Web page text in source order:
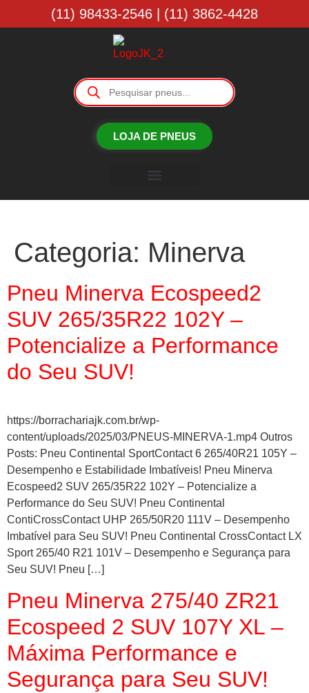
(11) 98433-2546 | (11) 3862-4428
LOJA DE PNEUS
Categoria: Minerva
Pneu Minerva Ecospeed2
SUV 265/35R22 102Y –
Potencialize a Performance
do Seu SUV!
https://borrachariajk.com.br/wp-
content/uploads/2025/03/PNEUS-MINERVA-1.mp4 Outros
Posts: Pneu Continental SportContact 6 265/40R21 105Y –
Desempenho e Estabilidade Imbatíveis! Pneu Minerva
Ecospeed2 SUV 265/35R22 102Y – Potencialize a
Performance do Seu SUV! Pneu Continental
ContiCrossContact UHP 265/50R20 111V – Desempenho
Imbatível para Seu SUV! Pneu Continental CrossContact LX
Sport 265/40 R21 101V – Desempenho e Segurança para
Seu SUV! Pneu […]
Pneu Minerva 275/40 ZR21
Ecospeed 2 SUV 107Y XL –
Máxima Performance e
Segurança para Seu SUV!